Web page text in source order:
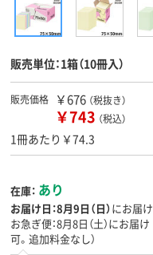
販売単位：1箱（10冊入）
販売価格 ￥676 （税抜き）
￥743 （税込）
1冊あたり￥74.3
在庫： あり
お届け日：8月9日（日）にお届け
お急ぎ便：8月8日（土）にお届け
可。追加料金なし）